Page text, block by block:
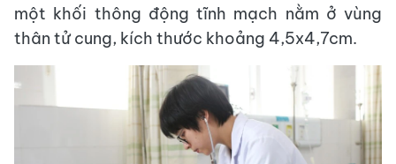
một khối thông động tĩnh mạch nằm ở vùng
thân tử cung, kích thước khoảng 4,5x4,7cm.